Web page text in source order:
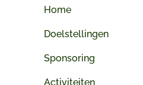
Home
Doelstellingen
Sponsoring
Activiteiten